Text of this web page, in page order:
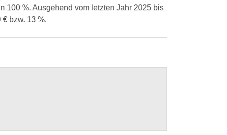
100 %. Ausgehend vom letzten Jahr 2025 bis
bzw. 13 %.